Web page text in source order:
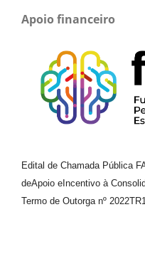
Apoio financeiro
Edital de Chamada Pública
deApoio e Incentivo à
Termo de Outorga nº